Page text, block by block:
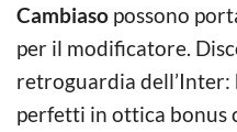
Cambiaso possono
per il modificatore.
retroguardia dell’Inter:
perfetti in ottica bonus